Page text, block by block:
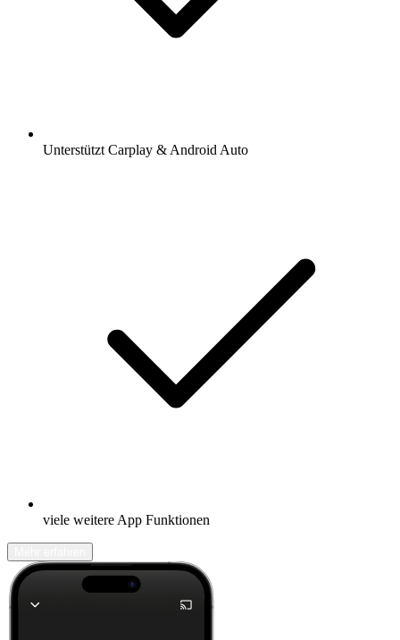
Unterstützt Carplay & Android Auto
viele weitere App Funktionen